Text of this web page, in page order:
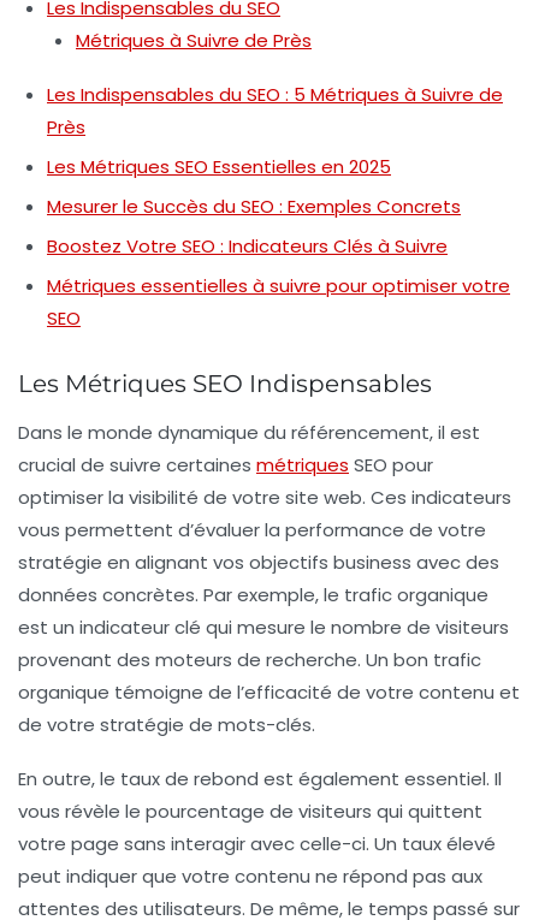
Les Indispensables du SEO
Métriques à Suivre de Près
Les Indispensables du SEO : 5 Métriques à Suivre de
Près
Les Métriques SEO Essentielles en 2025
Mesurer le Succès du SEO : Exemples Concrets
Boostez Votre SEO : Indicateurs Clés à Suivre
Métriques essentielles à suivre pour optimiser votre
SEO
Les Métriques SEO Indispensables
Dans le monde dynamique du référencement, il est
crucial de suivre certaines métriques SEO pour
optimiser la visibilité de votre site web. Ces indicateurs
vous permettent d’évaluer la performance de votre
stratégie en alignant vos objectifs business avec des
données concrètes. Par exemple, le trafic organique
est un indicateur clé qui mesure le nombre de visiteurs
provenant des moteurs de recherche. Un bon trafic
organique témoigne de l’efficacité de votre contenu et
de votre stratégie de mots-clés.
En outre, le taux de rebond est également essentiel. Il
vous révèle le pourcentage de visiteurs qui quittent
votre page sans interagir avec celle-ci. Un taux élevé
peut indiquer que votre contenu ne répond pas aux
attentes des utilisateurs. De même, le temps passé sur